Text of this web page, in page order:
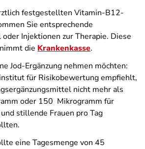
festgestellten Vitamin-B12-
Sie entsprechende
Injektionen zur Therapie. Diese
die Krankenkasse.
Jod-Ergänzung nehmen möchten:
für Risikobewertung empfiehlt,
nicht mehr als
oder 150 Mikrogramm für
stillende Frauen pro Tag
eine Tagesmenge von 45